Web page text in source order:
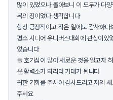
많이 있었으나 돌아보니 이 모두가 다
복의 장이었다 생각합니다
항상 긍정적이고 작은 일에도 감사하
평소 시니어 유니버스대회에 관심이있
었습니다
늘 호기심이 많아 새로운 것을 알고자
운 활력소가 되리라 기대가 됩니다
귀한 기회를 주시어 감사드리고 저의
주세요